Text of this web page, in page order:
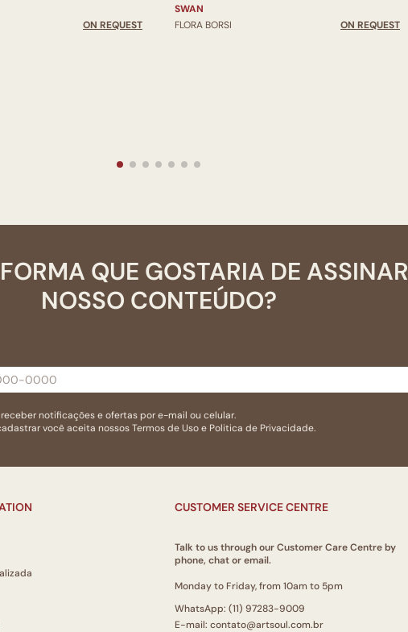
ON REQUEST
SWAN
FLORA BORSI
ON REQUEST
QUE GOSTARIA DE ASSINAR
NOSSO CONTEÚDO?
notificações e ofertas por e-mail ou celular.
você aceita nossosTermos de Usoe Politica de Privacidade.
CUSTOMER SERVICE CENTRE
Talk to us through our Customer Care Centre by
phone, chat or email.
Monday to Friday, from 10am to 5pm
WhatsApp: (11) 97283-9009
E-mail: contato@artsoul.com.br